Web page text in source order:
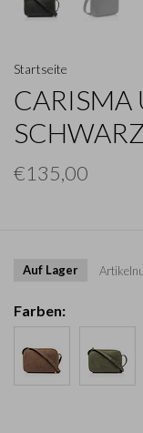
Startseite
CARISMA
SCHWARZ
€135,00
Auf Lager
Farben: